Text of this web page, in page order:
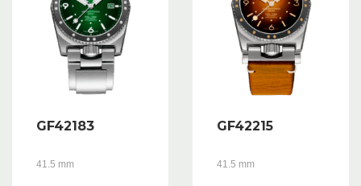
GF42183
41.5 mm
GF42215
41.5 mm